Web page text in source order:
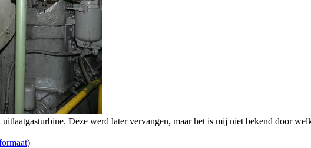
Deze werd later vervangen, maar het is mij niet bekend door
)